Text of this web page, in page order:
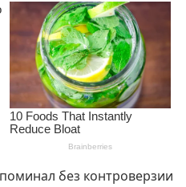
без контроверзии